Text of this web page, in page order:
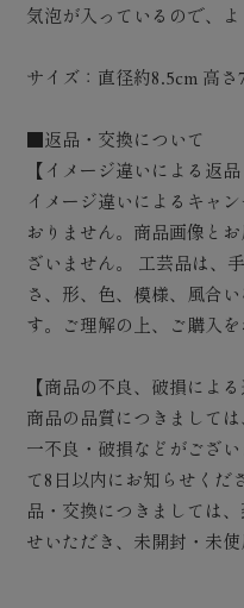
気泡が入っているので、よ
サイズ：直径約8.5cm 高さ
■返品・交換について
【イメージ違いによる返品
イメージ違いによるキャ
おりません。商品画像と
ざいません。 工芸品は、
さ、形、色、模様、風合
す。ご理解の上、ご購入を
【商品の不良、破損による
商品の品質につきまして
一不良・破損などがござ
て8日以内にお知らせくだ
品・交換につきましては
せいただき、未開封・未